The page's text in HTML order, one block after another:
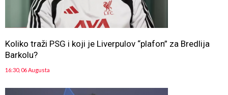
Koliko traži PSG i koji je Liverpulov “plafon” za Bredlija
Barkolu?
16:30, 06 Augusta